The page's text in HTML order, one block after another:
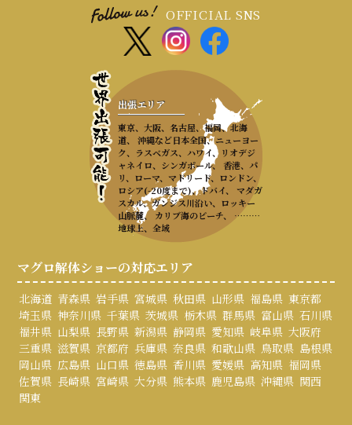
OFFICIAL SNS
出張エリア
東京、大阪、名古屋、福岡、北海
道、 沖縄など日本全国、ニューヨー
ク、ラスベガス、ハワイ、リオデジ
ャネイロ、シンガポール、 香港、パ
リ、ローマ、マドリード、ロンドン、
ロシア(-20度まで)、ドバイ、 マダガ
スカル、ガンジス川沿い、ロッキー
山脈麓、 カリブ海のビーチ、 ………
地球上、全域
マグロ解体ショーの対応エリア
北海道 青森県 岩手県 宮城県 秋田県 山形県 福島県 東京都
埼玉県 神奈川県 千葉県 茨城県 栃木県 群馬県 富山県 石川県
福井県 山梨県 長野県 新潟県 静岡県 愛知県 岐阜県 大阪府
三重県 滋賀県 京都府 兵庫県 奈良県 和歌山県 鳥取県 島根県
岡山県 広島県 山口県 徳島県 香川県 愛媛県 高知県 福岡県
佐賀県 長崎県 宮崎県 大分県 熊本県 鹿児島県 沖縄県 関西
関東